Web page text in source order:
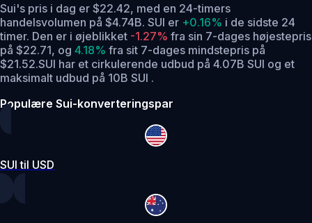
Sui's pris i dag er $22.42, med en 24-timers
handelsvolumen på $4.74B. SUI er +0.16% i de sidste 24
timer. Den er i øjeblikket -1.27% fra sin 7-dages højestepris
på $22.71, og 4.18% fra sit 7-dages mindstepris på
$21.52.SUI har et cirkulerende udbud på 4.07B SUI og et
maksimalt udbud på 10B SUI .
Populære Sui-konverteringspar
SUI til USD